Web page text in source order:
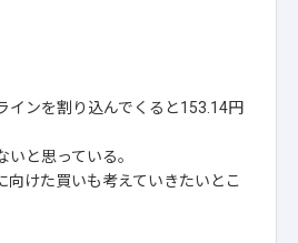
ンを割り込んでくると153.14円
と思っている。
けた買いも考えていきたいとこ